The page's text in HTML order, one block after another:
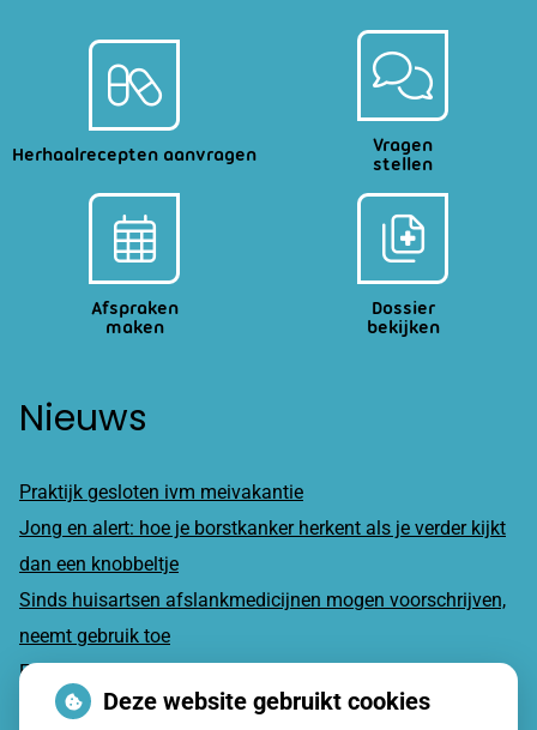
Herhaalrecepten aanvragen
Vragen
stellen
Afspraken
maken
Dossier
bekijken
Nieuws
Praktijk gesloten ivm meivakantie
Jong en alert: hoe je borstkanker herkent als je verder kijkt
dan een knobbeltje
Sinds huisartsen afslankmedicijnen mogen voorschrijven,
neemt gebruik toe
Eigen risico gaat onder toekomstig kabinet omhoog
Schurft sinds corona geen vergeten ziekte meer: aantal
Deze website gebruikt cookies